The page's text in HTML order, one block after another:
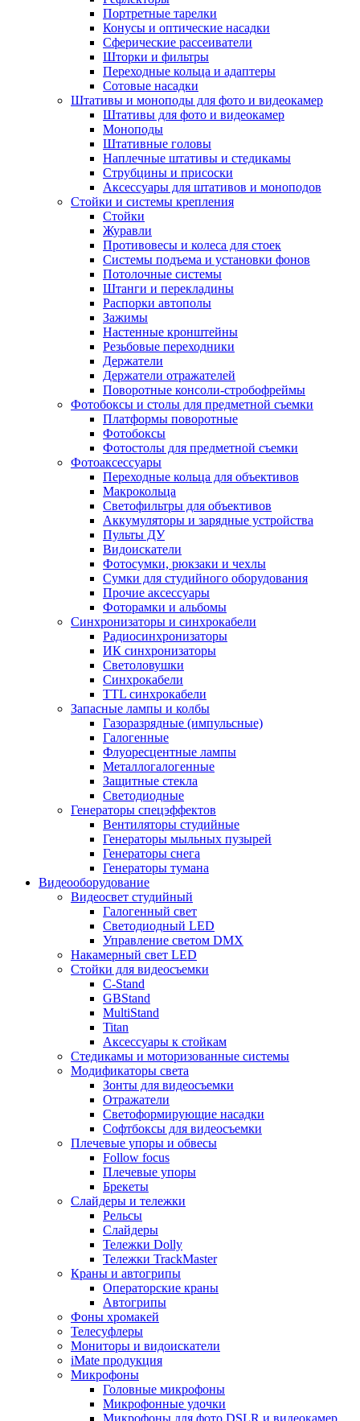
Портретные тарелки
Конусы и оптические насадки
Сферические рассеиватели
Шторки и фильтры
Переходные кольца и адаптеры
Сотовые насадки
Штативы и моноподы для фото и видеокамер
Штативы для фото и видеокамер
Моноподы
Штативные головы
Наплечные штативы и стедикамы
Струбцины и присоски
Аксессуары для штативов и моноподов
Стойки и системы крепления
Стойки
Журавли
Противовесы и колеса для стоек
Системы подъема и установки фонов
Потолочные системы
Штанги и перекладины
Распорки автополы
Зажимы
Настенные кронштейны
Резьбовые переходники
Держатели
Держатели отражателей
Поворотные консоли-стробофреймы
Фотобоксы и столы для предметной съемки
Платформы поворотные
Фотобоксы
Фотостолы для предметной съемки
Фотоаксессуары
Переходные кольца для объективов
Макрокольца
Светофильтры для объективов
Аккумуляторы и зарядные устройства
Пульты ДУ
Видоискатели
Фотосумки, рюкзаки и чехлы
Сумки для студийного оборудования
Прочие аксессуары
Фоторамки и альбомы
Синхронизаторы и синхрокабели
Радиосинхронизаторы
ИК синхронизаторы
Светоловушки
Синхрокабели
TTL синхрокабели
Запасные лампы и колбы
Газоразрядные (импульсные)
Галогенные
Флуоресцентные лампы
Металлогалогенные
Защитные стекла
Светодиодные
Генераторы спецэффектов
Вентиляторы студийные
Генераторы мыльных пузырей
Генераторы снега
Генераторы тумана
Видеооборудование
Видеосвет студийный
Галогенный свет
Светодиодный LED
Управление светом DMX
Накамерный свет LED
Стойки для видеосъемки
C-Stand
GBStand
MultiStand
Titan
Аксессуары к стойкам
Стедикамы и моторизованные системы
Модификаторы света
Зонты для видеосъемки
Отражатели
Светоформирующие насадки
Софтбоксы для видеосъемки
Плечевые упоры и обвесы
Follow focus
Плечевые упоры
Брекеты
Слайдеры и тележки
Рельсы
Слайдеры
Тележки Dolly
Тележки TrackMaster
Краны и автогрипы
Операторские краны
Автогрипы
Фоны хромакей
Телесуфлеры
Мониторы и видоискатели
iMate продукция
Микрофоны
Головные микрофоны
Микрофонные удочки
Микрофоны для фото DSLR и видеокамер